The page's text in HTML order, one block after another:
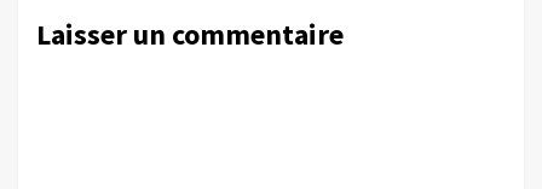
Laisser un commentaire